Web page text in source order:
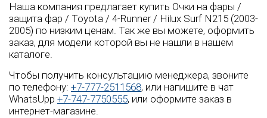
Наша компания предлагает купить Очки на фары /
защита фар / Toyota / 4-Runner / Hilux Surf N215 (2003-
2005) по низким ценам. Так же вы можете, оформить
заказ, для модели которой вы не нашли в нашем
каталоге.
Чтобы получить консультацию менеджера, звоните
по телефону: +7-777-2511568, или напишите в чат
WhatsUpp +7-747-7750555, или оформите заказ в
интернет-магазине.